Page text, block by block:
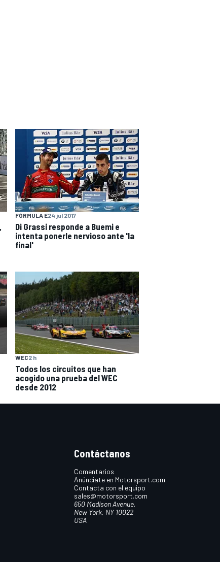
FÓRMULA E24 jul 2017
Di Grassi responde a Buemi e
intenta ponerle nervioso ante 'la
final'
WEC2 h
Todos los circuitos que han
acogido una prueba del WEC
desde 2012
Contáctanos
Comentarios
Anúnciate en Motorsport.com
Contacta con el equipo
sales@motorsport.com
650 Madison Avenue,
New York, NY 10022
USA